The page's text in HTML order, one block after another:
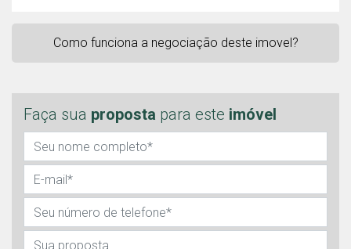
Faça sua proposta para este imóvel
Como funciona a negociação deste imovel?